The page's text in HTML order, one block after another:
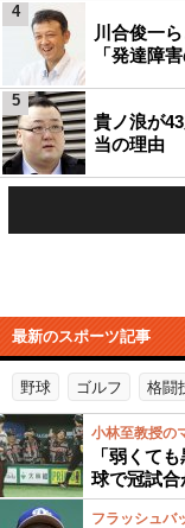
川合俊一
「発達障
4
貴ノ浪が
当の理由
5
最新のスポーツ記事
野球 ゴルフ 格闘
小林至教授の
「弱くて
球で冠試
フラッシュバ